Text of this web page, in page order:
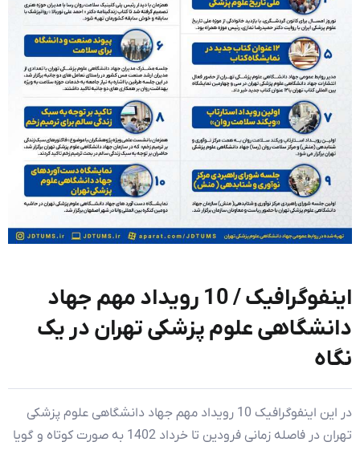
اینفوگرافیک / 10 رویداد مهم جهاد
دانشگاهی علوم پزشکی تهران در یک
نگاه
در این اینفوگرافیک 10 رویداد مهم جهاد دانشگاهی علوم پزشکی
تهران در فاصله زمانی فرودین تا خرداد 1402 به صورت کوتاه و گویا